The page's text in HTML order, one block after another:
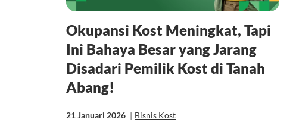
Okupansi Kost Meningkat, Tapi
Ini Bahaya Besar yang Jarang
Disadari Pemilik Kost di Tanah
Abang!
21 Januari 2026 | Bisnis Kost